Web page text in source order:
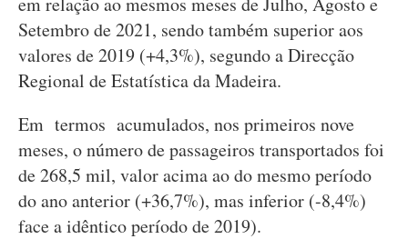
Setembro de 2021, sendo também superior aos
valores de 2019 (+4,3%), segundo a Direcção
Regional de Estatística da Madeira.
Em termos acumulados, nos primeiros nove
meses, o número de passageiros transportados foi
de 268,5 mil, valor acima ao do mesmo período
do ano anterior (+36,7%), mas inferior (-8,4%)
face a idêntico período de 2019).